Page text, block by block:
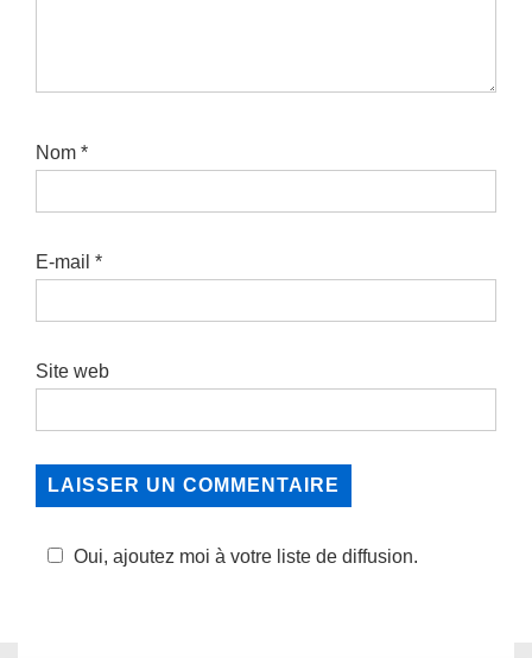
Nom *
E-mail *
Site web
Oui, ajoutez moi à votre liste de diffusion.